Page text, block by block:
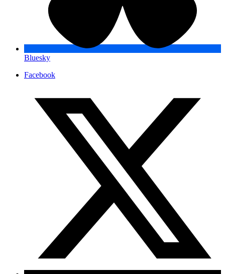
Bluesky
Facebook